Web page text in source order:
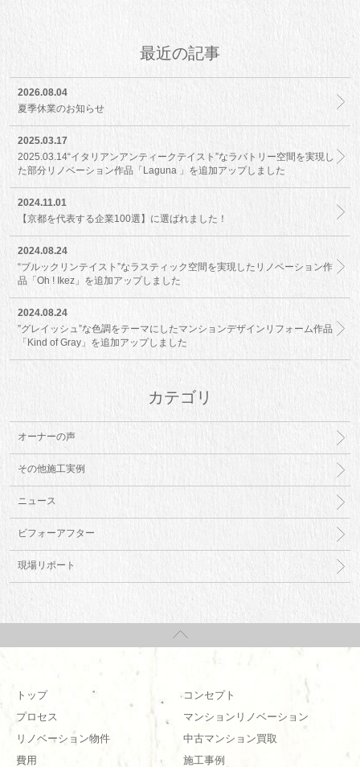
最近の記事
2026.08.04
夏季休業のお知らせ
2025.03.17
2025.03.14“イタリアンアンティークテイスト”なラバトリー空間を実現し
た部分リノベーション作品「Laguna 」を追加アップしました
2024.11.01
【京都を代表する企業100選】に選ばれました！
2024.08.24
“ブルックリンテイスト”なラスティック空間を実現したリノベーション作
品「Oh ! Ikez」を追加アップしました
2024.08.24
”グレイッシュ”な色調をテーマにしたマンションデザインリフォーム作品
「Kind of Gray」を追加アップしました
カテゴリ
オーナーの声
その他施工実例
ニュース
ビフォーアフター
現場リポート
トップ
コンセプト
プロセス
マンションリノベーション
リノベーション物件
中古マンション買取
費用
施工事例